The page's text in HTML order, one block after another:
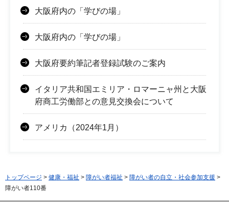
大阪府内の「学びの場」
大阪府内の「学びの場」
大阪府要約筆記者登録試験のご案内
イタリア共和国エミリア・ロマーニャ州と大阪
府商工労働部との意見交換会について
アメリカ（2024年1月）
トップページ > 健康・福祉 > 障がい者福祉 > 障がい者の自立・社会参加支援 >
障がい者110番